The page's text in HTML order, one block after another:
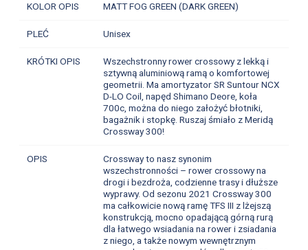
KOLOR OPIS MATT FOG GREEN (DARK GREEN)
PLEĆ Unisex
KRÓTKI OPIS
Wszechstronny rower crossowy z lekką i
sztywną aluminiową ramą o komfortowej
geometrii. Ma amortyzator SR Suntour NCX
D-LO Coil, napęd Shimano Deore, koła
700c, można do niego założyć błotniki,
bagażnik i stopkę. Ruszaj śmiało z Meridą
Crossway 300!
OPIS
Crossway to nasz synonim
wszechstronności – rower crossowy na
drogi i bezdroża, codzienne trasy i dłuższe
wyprawy. Od sezonu 2021 Crossway 300
ma całkowicie nową ramę TFS III z lżejszą
konstrukcją, mocno opadającą górną rurą
dla łatwego wsiadania na rower i zsiadania
z niego, a także nowym wewnętrznym